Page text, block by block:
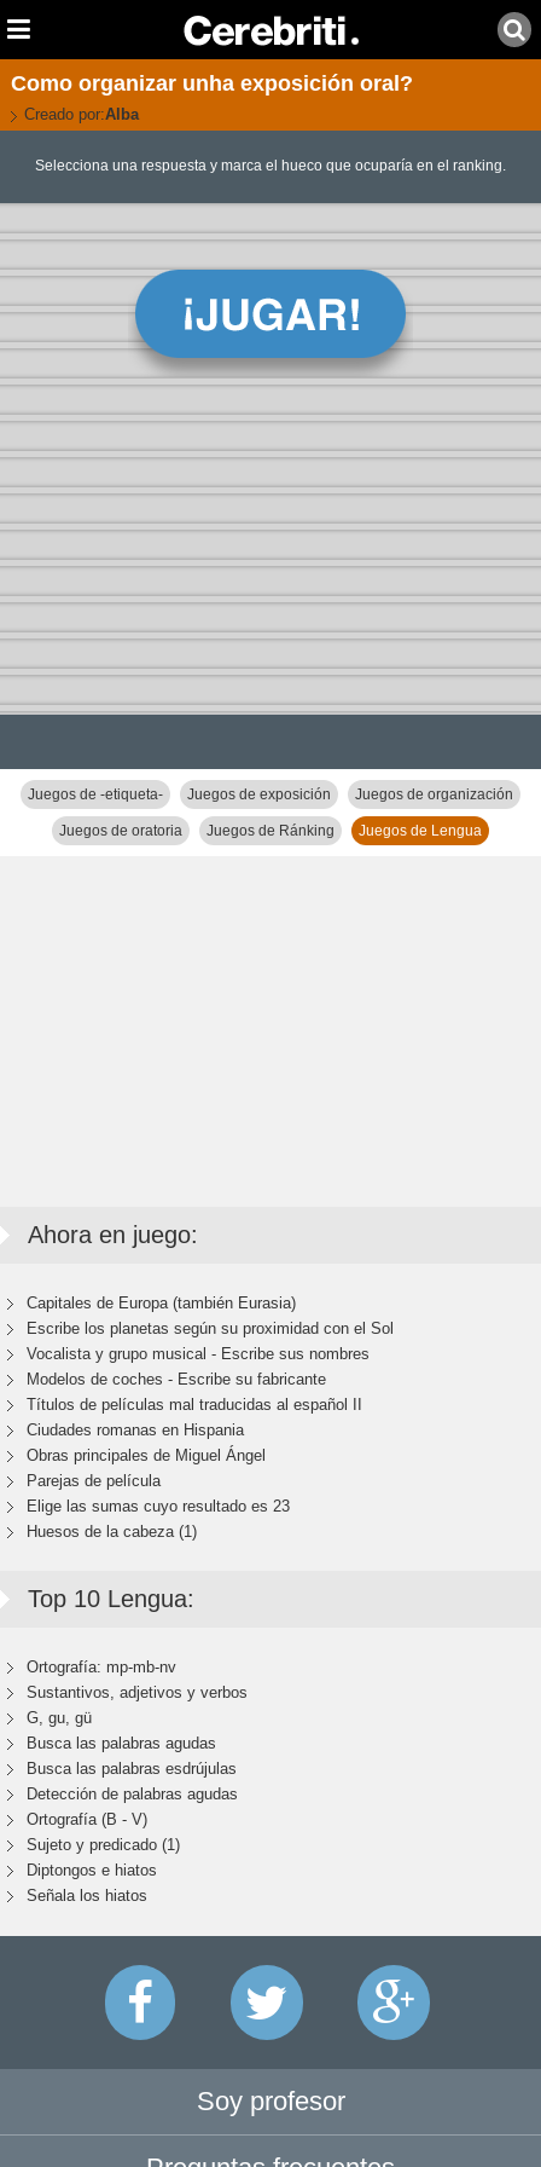
Como organizar unha exposición oral?
Creado por:Alba
Selecciona una respuesta y marca el hueco que ocuparía en el ranking.
Juegos de -etiqueta- Juegos de exposición Juegos de organización
Juegos de oratoria Juegos de Ránking Juegos de Lengua
Ahora en juego:
Capitales de Europa (también Eurasia)
Escribe los planetas según su proximidad con el Sol
Vocalista y grupo musical - Escribe sus nombres
Modelos de coches - Escribe su fabricante
Títulos de películas mal traducidas al español II
Ciudades romanas en Hispania
Obras principales de Miguel Ángel
Parejas de película
Elige las sumas cuyo resultado es 23
Huesos de la cabeza (1)
Top 10 Lengua:
Ortografía: mp-mb-nv
Sustantivos, adjetivos y verbos
G, gu, gü
Busca las palabras agudas
Busca las palabras esdrújulas
Detección de palabras agudas
Ortografía (B - V)
Sujeto y predicado (1)
Diptongos e hiatos
Señala los hiatos
Soy profesor